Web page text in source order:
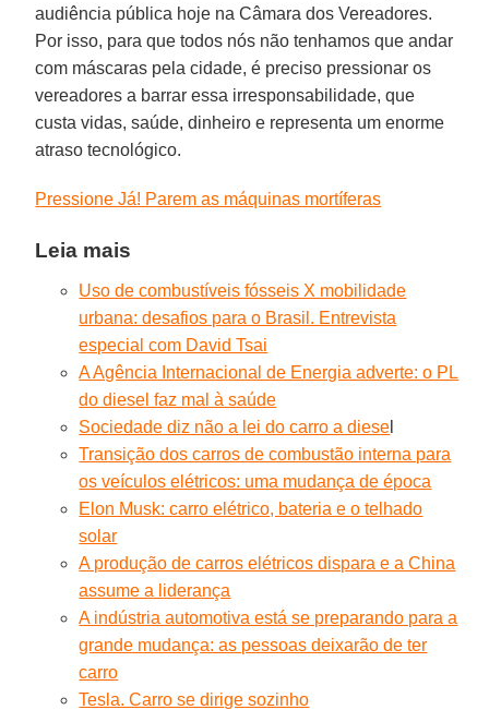
audiência pública hoje na Câmara dos Vereadores.
Por isso, para que todos nós não tenhamos que andar
com máscaras pela cidade, é preciso pressionar os
vereadores a barrar essa irresponsabilidade, que
custa vidas, saúde, dinheiro e representa um enorme
atraso tecnológico.
Pressione Já! Parem as máquinas mortíferas
Leia mais
Uso de combustíveis fósseis X mobilidade
urbana: desafios para o Brasil. Entrevista
especial com David Tsai
A Agência Internacional de Energia adverte: o PL
do diesel faz mal à saúde
Sociedade diz não a lei do carro a diese
Transição dos carros de combustão interna para
os veículos elétricos: uma mudança de época
Elon Musk: carro elétrico, bateria e o telhado
solar
A produção de carros elétricos dispara e a China
assume a liderança
A indústria automotiva está se preparando para a
grande mudança: as pessoas deixarão de ter
carro
Tesla. Carro se dirige sozinho